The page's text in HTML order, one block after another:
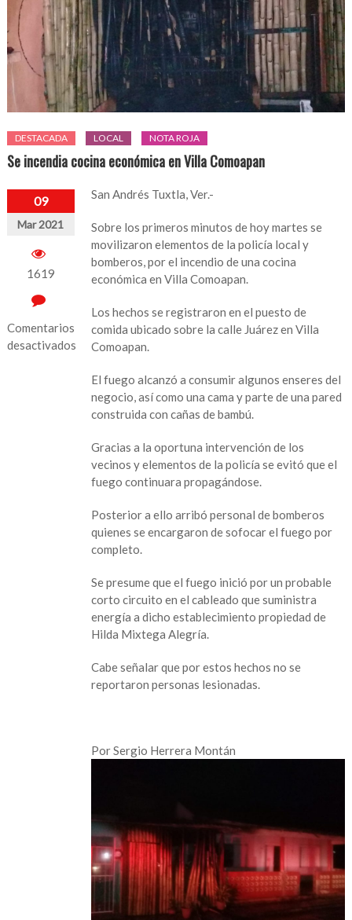
DESTACADA LOCAL NOTA ROJA
Se incendia cocina económica en Villa Comoapan
09
Mar 2021
1619
Comentarios
desactivados
San Andrés Tuxtla, Ver.-
Sobre los primeros minutos de hoy martes se
movilizaron elementos de la policía local y
bomberos, por el incendio de una cocina
económica en Villa Comoapan.
Los hechos se registraron en el puesto de
comida ubicado sobre la calle Juárez en Villa
Comoapan.
El fuego alcanzó a consumir algunos enseres del
negocio, así como una cama y parte de una pared
construida con cañas de bambú.
Gracias a la oportuna intervención de los
vecinos y elementos de la policía se evitó que el
fuego continuara propagándose.
Posterior a ello arribó personal de bomberos
quienes se encargaron de sofocar el fuego por
completo.
Se presume que el fuego inició por un probable
corto circuito en el cableado que suministra
energía a dicho establecimiento propiedad de
Hilda Mixtega Alegría.
Cabe señalar que por estos hechos no se
reportaron personas lesionadas.
Por Sergio Herrera Montán